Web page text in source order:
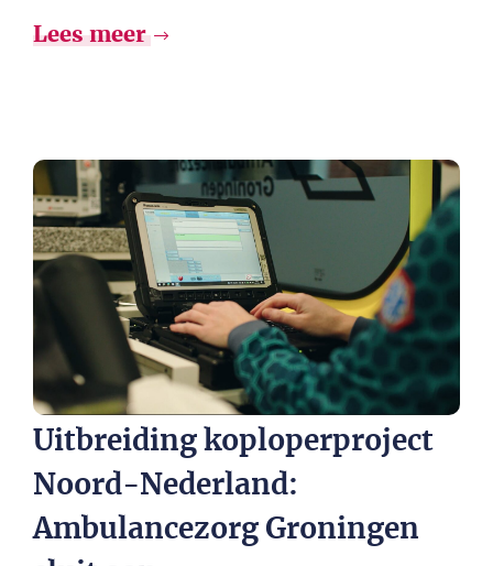
Lees meer
Uitbreiding koploperproject
Noord-Nederland:
Ambulancezorg Groningen